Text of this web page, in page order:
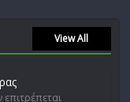
View All
επιτρέπεται